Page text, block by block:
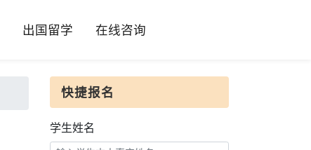
出国留学 在线咨询
快捷报名
学生姓名